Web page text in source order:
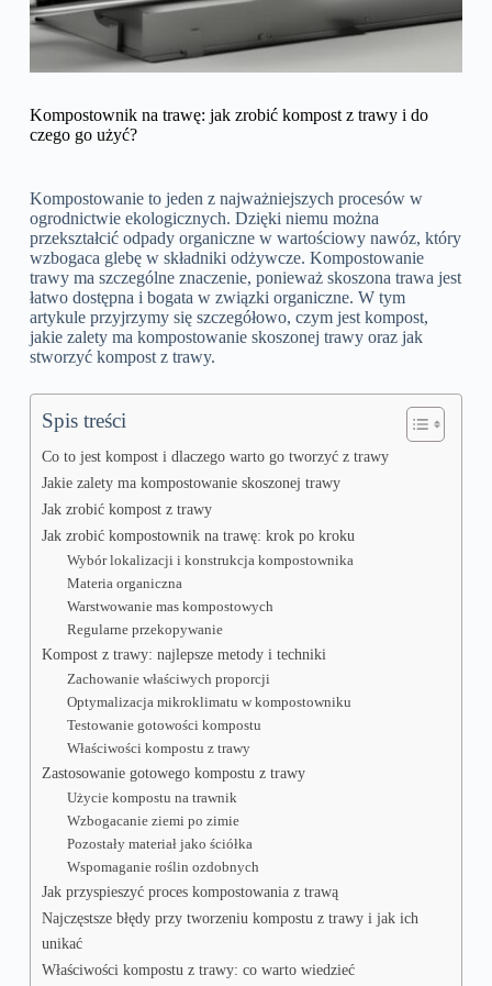
Kompostownik na trawę: jak zrobić kompost z trawy i do
czego go użyć?
Kompostowanie to jeden z najważniejszych procesów w
ogrodnictwie ekologicznych. Dzięki niemu można
przekształcić odpady organiczne w wartościowy nawóz, który
wzbogaca glebę w składniki odżywcze. Kompostowanie
trawy ma szczególne znaczenie, ponieważ skoszona trawa jest
łatwo dostępna i bogata w związki organiczne. W tym
artykule przyjrzymy się szczegółowo, czym jest kompost,
jakie zalety ma kompostowanie skoszonej trawy oraz jak
stworzyć kompost z trawy.
Spis treści
Co to jest kompost i dlaczego warto go tworzyć z trawy
Jakie zalety ma kompostowanie skoszonej trawy
Jak zrobić kompost z trawy
Jak zrobić kompostownik na trawę: krok po kroku
Wybór lokalizacji i konstrukcja kompostownika
Materia organiczna
Warstwowanie mas kompostowych
Regularne przekopywanie
Kompost z trawy: najlepsze metody i techniki
Zachowanie właściwych proporcji
Optymalizacja mikroklimatu w kompostowniku
Testowanie gotowości kompostu
Właściwości kompostu z trawy
Zastosowanie gotowego kompostu z trawy
Użycie kompostu na trawnik
Wzbogacanie ziemi po zimie
Pozostały materiał jako ściółka
Wspomaganie roślin ozdobnych
Jak przyspieszyć proces kompostowania z trawą
Najczęstsze błędy przy tworzeniu kompostu z trawy i jak ich
unikać
Właściwości kompostu z trawy: co warto wiedzieć